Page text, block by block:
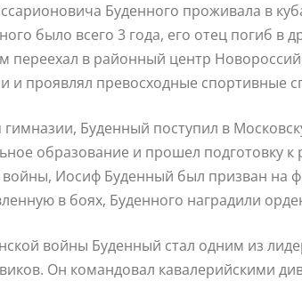
Буденного проживала в
было всего 3 года, его отец погиб в
переехал в районный центр
и проявлял превосходные спортивные
Буденный поступил в
образование и прошел подготовку к
Иосиф Буденный был призван на
в боях, Буденного наградили
войны Буденный стал одним из
Он командовал кавалерийскими